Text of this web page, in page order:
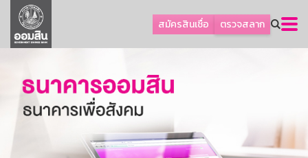
สมัครสินเชื่อ ตรวจสลาก
ลูกค้าธุรกิจ
ลูกค้าผู้ประกอบรายย่อย
ออมเพื่อสุข
เกี่ยวกับธนาคาร
การพัฒนาที่ยั่งยืน